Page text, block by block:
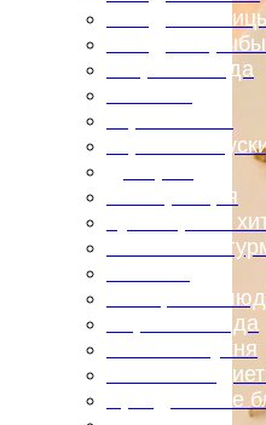
Блюда из
Блюда из
Вторые блюда
Горячие
Консервация
Кулинарные
Маленьким
Овощные
Первые блюда
Полевая кухня
Постные и
Праздничные